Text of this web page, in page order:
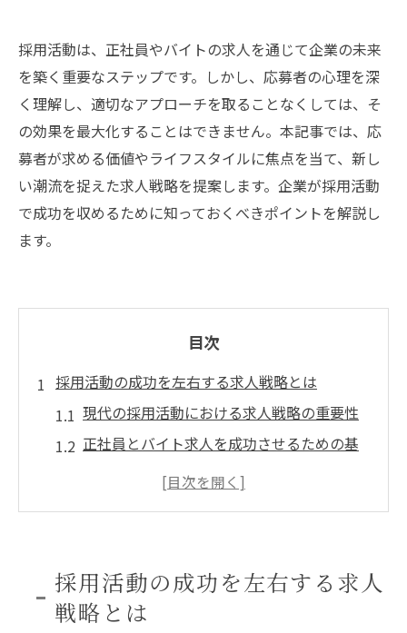
採用活動は、正社員やバイトの求人を通じて企業の未来
を築く重要なステップです。しかし、応募者の心理を深
く理解し、適切なアプローチを取ることなくしては、そ
の効果を最大化することはできません。本記事では、応
募者が求める価値やライフスタイルに焦点を当て、新し
い潮流を捉えた求人戦略を提案します。企業が採用活動
で成功を収めるために知っておくべきポイントを解説し
ます。
目次
採用活動の成功を左右する求人戦略とは
現代の採用活動における求人戦略の重要性
正社員とバイト求人を成功させるための基
応募者とのコミュニケーションを重視した
求人手法
採用活動の成功を左右する求人
戦略とは